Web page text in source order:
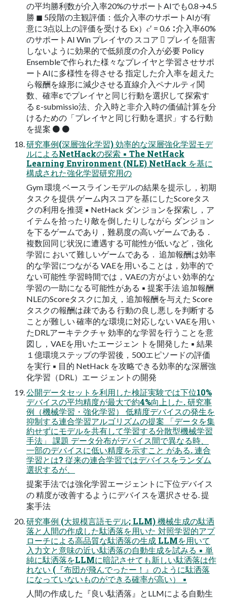
の平均勝利数が介入率20%のサポートAIでも0.8→4.5
勝 ◼ 5段階の主観評価：低介入率のサポートAIが有
意に3点以上の評価を受ける Ex）𝑐′ = 0.6 ∶ 介入率60%
のサポートAI Win プレイヤの スコア  プレイを阻害
しないように効果的で低頻度の介入が必要 Policy
Ensembleで作られた様々なプレイヤと学習させサポ
ートAIに多様性を得させる 指定した介入率を超えた
ら報酬を線形に減少させる直線介入ペナルティ関
数、確率εでプレイヤと同じ行動を選択して探索す
る ε-submissio法、介入時と非介入時の価値計算を分
けるための「プレイヤと同じ行動を選択」する行動
を提案 ⚫ ⚫
研究事例(深層強化学習) 効率的な深層強化学習モデ
ルによるNetHackの探索 ▪ The NetHack
Learning Environment (NLE) NetHack を基に
構成された強化学習研究用の
Gym 環境 ベースラインモデルの結果を提示し，初期
タスクを提供 ゲーム内スコアを基にしたScoreタス
クの利用を推奨 ▪ NetHack ダンジョンを探索し，ア
イテムを拾ったり敵を倒したりしながら ダンジョン
を下るゲームであり，難易度の高いゲームである．
複数回同じ状況に遭遇する可能性が低いなど，強化
学習に おいて難しいゲームである． 追加報酬は効率
的な学習につながる VAEを用いることは，効率的で
ない可能性 学習時間では，VAEの方がよい 効率的な
学習の一助になる可能性がある ▪ 提案手法 追加報酬
NLEのScoreタスクに加え，追加報酬を与えた Score
タスクの報酬は疎である 行動の良し悪しを判断する
ことが難しい 確率的な環境に対応しない VAEを用い
たDRLアーキテクチャ 効率的な学習を行うことを意
図し，VAEを用いたエージェン トを開発した ▪ 結果
１億環境ステップの学習後，500エピソードの評価
を実行 ▪ 目的 NetHack を攻略できる効率的な深層強
化学習（DRL）エー ジェントの開発
公開データセットを利用した検証実験では下位10%
デバイスの平均精度が最大で約4%向上した. 研究事
例（機械学習・強化学習） 低精度デバイスの発生を
抑制する連合学習アルゴリズムの提案 「データを集
約せずにモデルを共有して学習する分散型機械学習
手法」 課題 データ分布がデバイス間で異なる時、
一部のデバイスに低い精度を示すこと がある. 連合
学習とは? 従来の連合学習ではデバイスをランダム
選択するが、
提案手法では強化学習エージェントに下位デバイス
の 精度が改善するようにデバイスを選択させる. 提
案手法
研究事例 (大規模言語モデル; LLM) 機械生成の駄洒
落と人間の作成した駄洒落を用いた 対照学習的アプ
ローチによる高品質な駄洒落の生成 LLMを用いて
入力文と意味の近い駄洒落の自動生成を試みる ▪ 単
純に駄洒落をLLMに暗記させても新しい駄洒落は作
れない (『布団が飛んでったー！』のように駄洒落
になっていないものができる確率が高い） ▪
人間の作成した『良い駄洒落』とLLMによる自動生